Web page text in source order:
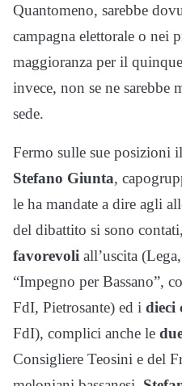
Quantomeno, sarebbe
campagna elettorale o nei
maggioranza per il
invece, non se ne sarebbe
sede.
Fermo sulle sue posizioni il
Stefano Giunta,
le ha mandate a dire agli
del dibattito si sono
favorevoli all’uscita
“Impegno per Bassano”,
FdI, Pietrosante) ed i dieci
FdI), complici anche le
Consigliere Teosini e del